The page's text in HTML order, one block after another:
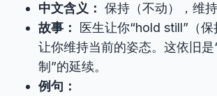
中文含义： 保持（不动），维持
故事：
医生让你“hold still”（
让你维持当前的姿态。这依旧是
制”的延续。
例句：